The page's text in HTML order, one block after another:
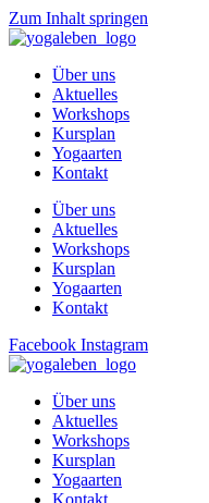
Zum Inhalt springen
Über uns
Aktuelles
Workshops
Kursplan
Yogaarten
Kontakt
Über uns
Aktuelles
Workshops
Kursplan
Yogaarten
Kontakt
Facebook Instagram
Über uns
Aktuelles
Workshops
Kursplan
Yogaarten
Kontakt